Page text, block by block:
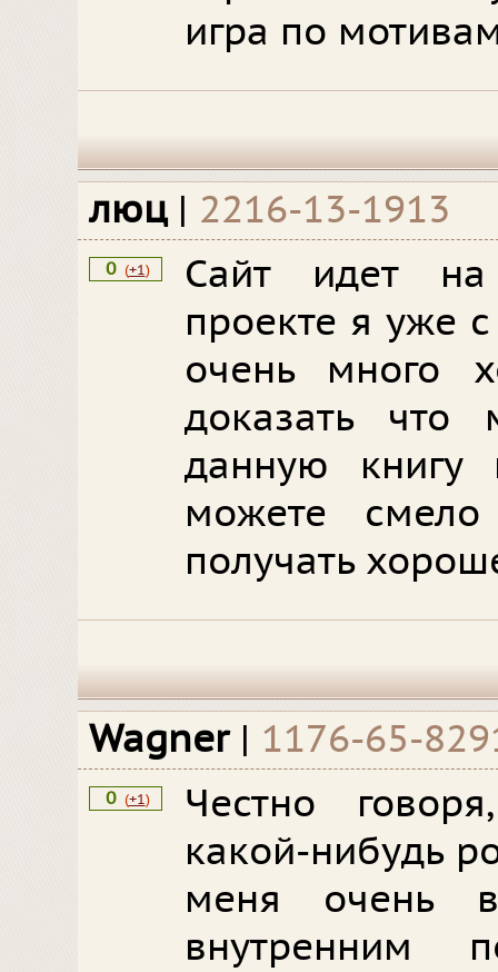
игра по
люц | 2216-13-1913
0 (+1)
Сайт идет
проекте я уже
очень много
доказать
данную книгу
можете смело
получать
Wagner | 1176-65-
0 (+1)
Честно
какой-нибудь
меня очень
внутренним